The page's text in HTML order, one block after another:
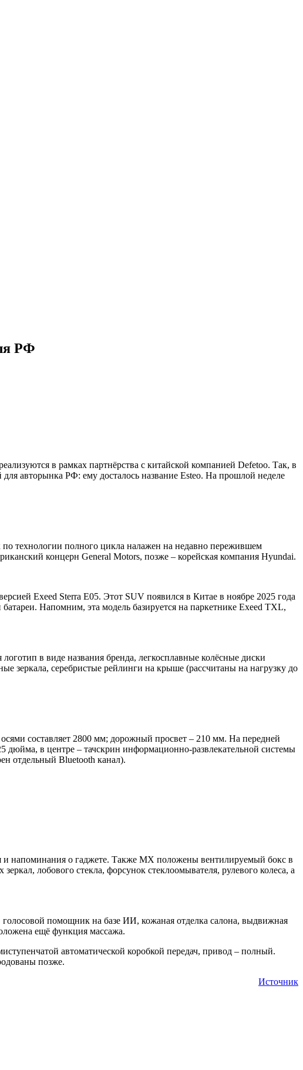
РФ
в рамках партнёрства с китайской компанией Defetoo. Так, в
авторынка РФ: ему досталось название Esteo. На прошлой неделе
по технологии полного цикла налажен на недавно пережившем
концерн General Motors, позже – корейская компания Hyundai.
Exeed Sterra E05. Этот SUV появился в Китае в ноябре 2025 года
батареи. Напомним, эта модель базируется на паркетнике Exeed TXL,
в виде названия бренда, легкосплавные колёсные диски
зеркала, серебристые рейлинги на крыше (рассчитаны на нагрузку до
составляет 2800 мм; дорожный просвет – 210 мм. На передней
дюйма, в центре – тачскрин информационно-развлекательной системы
отдельный Bluetooth канал).
напоминания о гаджете. Также MX положены вентилируемый бокс в
лобового стекла, форсунок стеклоомывателя, рулевого колеса, а
помощник на базе ИИ, кожаная отделка салона, выдвижная
ещё функция массажа.
автоматической коробкой передач, привод – полный.
позже.
Источник